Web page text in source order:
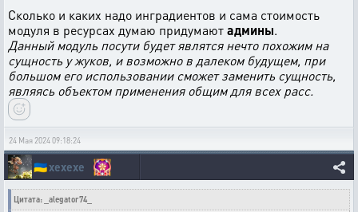
Сколько и каких надо инградиентов и сама стоимость
модуля в ресурсах думаю придумаютадмины.
Данный модуль посути будет являтся нечто похожим на
сущность у жуков, и возможно в далеком будущем, при
большом его использовании сможет заменить сущность,
являясь объектом применения общим для всех расс.
24 Мая 2024 09:18:24
🇺🇦xexexe
Цитата: _alegator74_